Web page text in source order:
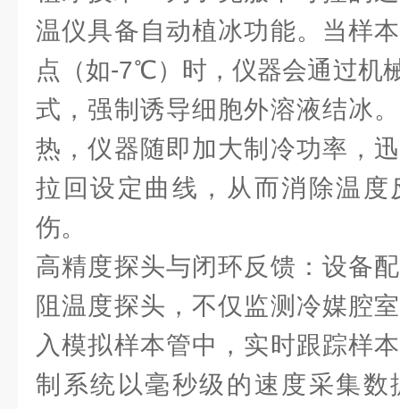
温仪具备自动植冰功能。当样
点（如-7℃）时，仪器会通过机
式，强制诱导细胞外溶液结冰
热，仪器随即加大制冷功率，
拉回设定曲线，从而消除温度
伤。
高精度探头与闭环反馈：设备
阻温度探头，不仅监测冷媒腔
入模拟样本管中，实时跟踪样
制系统以毫秒级的速度采集数